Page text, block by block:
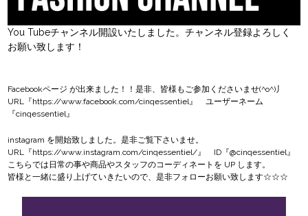
You Tubeチャンネル開設いたしました。チャンネル登録よろしく
お願い致します！
Facebookページ が出来ました！！是非、皆様もご参加くださいませ(^o^)丿
URL『https://www.facebook.com/cinqessentiel』 ユーザーネーム
『cinqessentiel』
instagram を開始致しました。是非ご覧下さいませ。
URL『https://www.instagram.com/cinqessentiel/』 ID『@cinqessentiel』
こちらでは日常の事や商品やスタッフのコーディネートを UP します。
皆様と一緒に盛り上げていきたいので、是非フォローお願い致します☆☆☆